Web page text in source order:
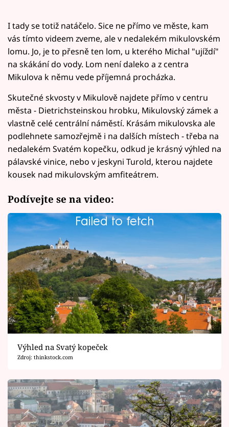
I tady se totiž natáčelo. Sice ne přímo ve měste, kam
vás tímto videem zveme, ale v nedalekém mikulovském
lomu. Jo, je to přesně ten lom, u kterého Michal "ujíždí"
na skákání do vody. Lom není daleko a z centra
Mikulova k němu vede příjemná procházka.
Skutečné skvosty v Mikulově najdete přímo v centru
města - Dietrichsteinskou hrobku, Mikulovský zámek a
vlastně celé centrální náměstí. Krásám mikulovska ale
podlehnete samozřejmě i na dalších místech - třeba na
nedalekém Svatém kopečku, odkud je krásný výhled na
pálavské vinice, nebo v jeskyni Turold, kterou najdete
kousek nad mikulovským amfiteátrem.
Podívejte se na video:
Failed to fetch
Výhled na Svatý kopeček
Zdroj: thinkstock.com